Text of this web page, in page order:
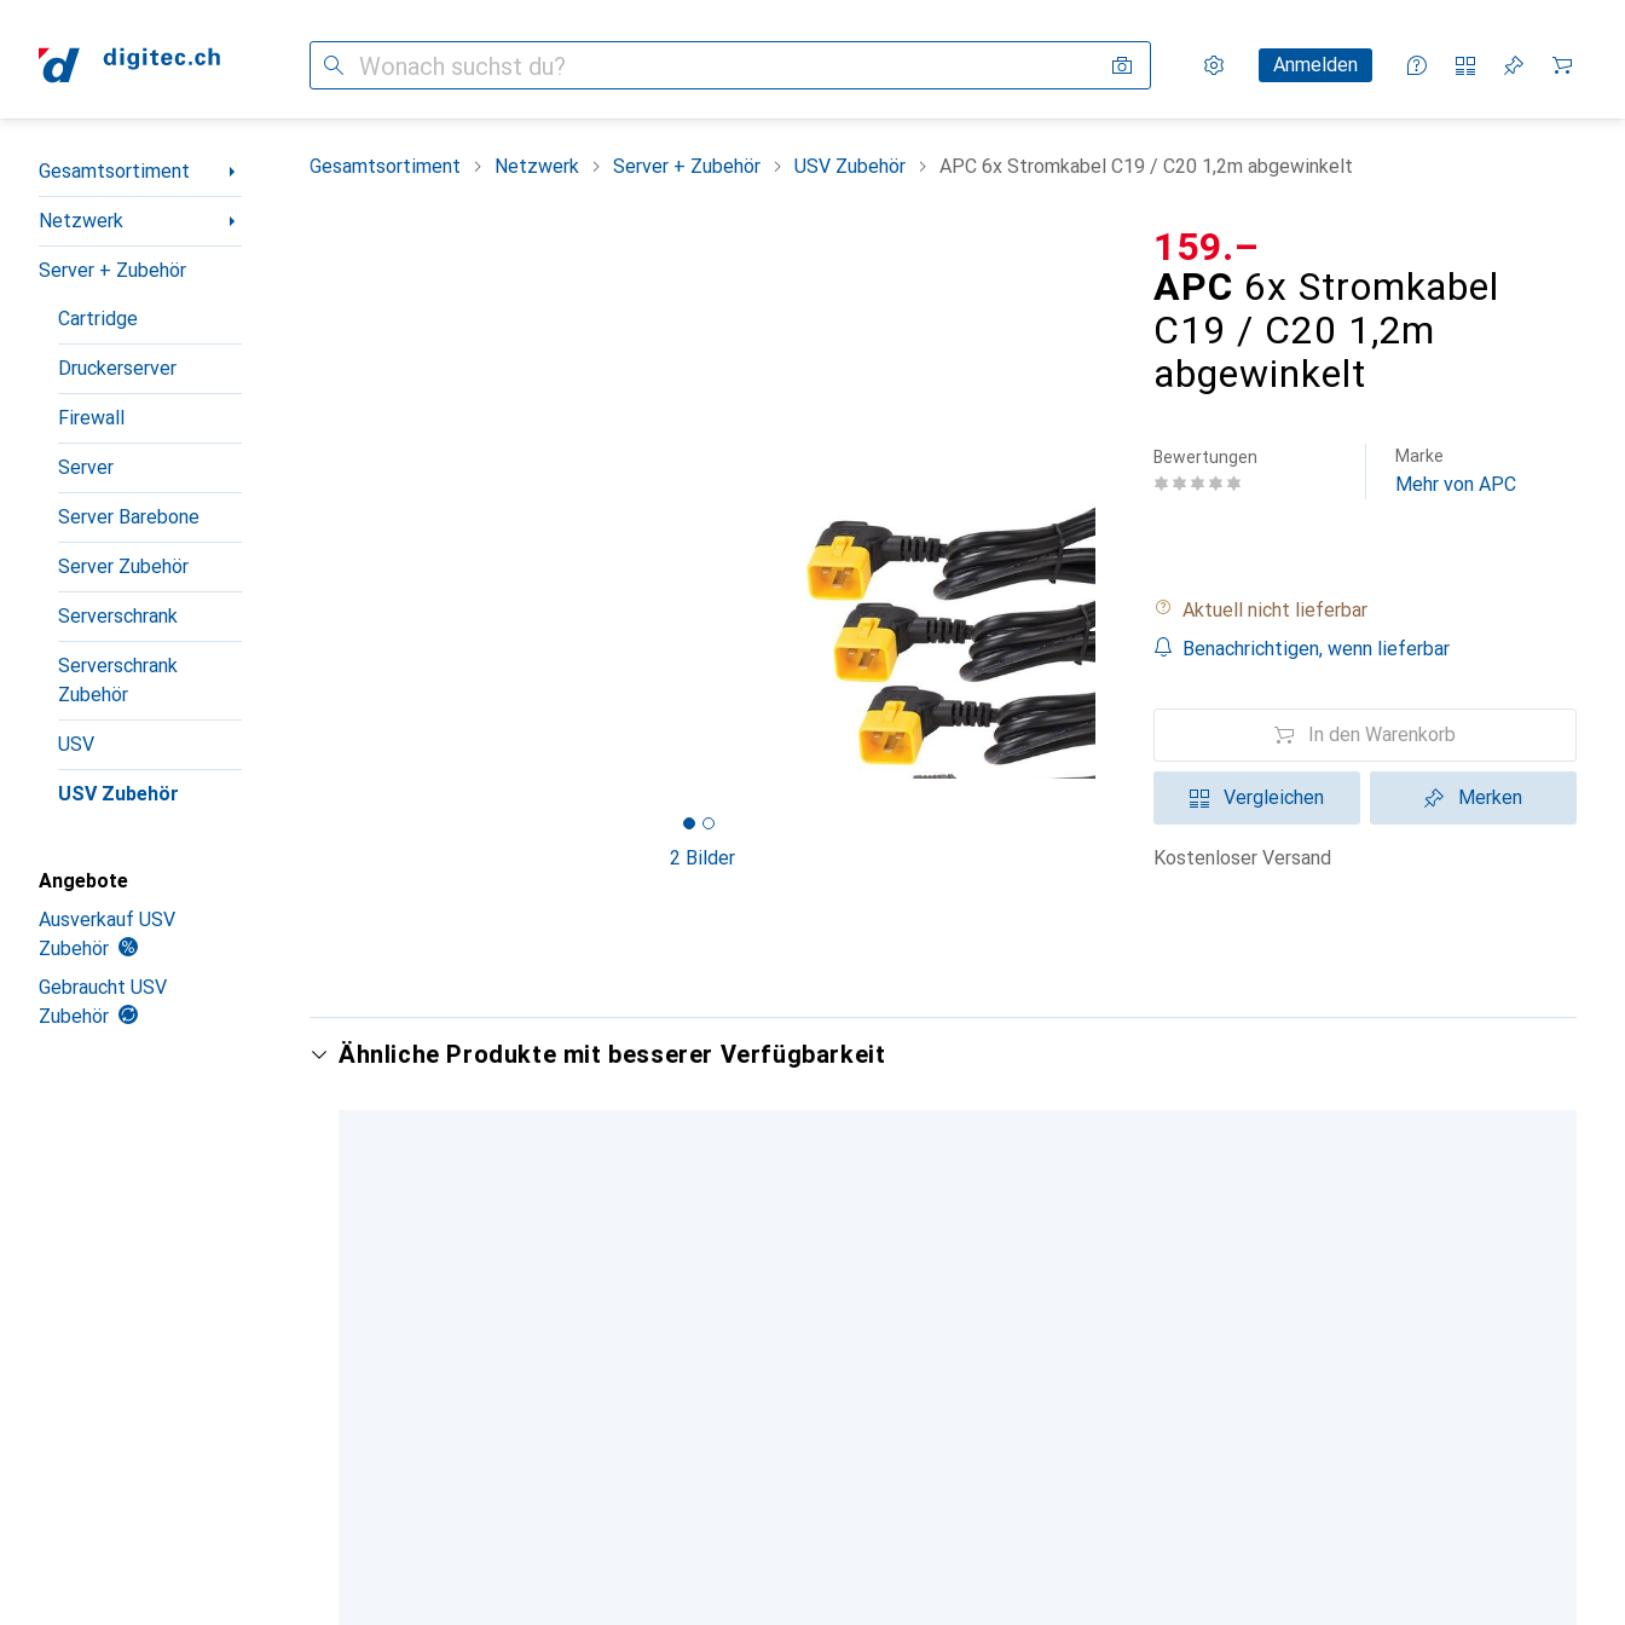
Suche Einstellungen
KundenkontoAnmelden
Vergleichslisten
Merklisten
Warenkorb
Navigation nach Kategorien
Gesamtsortiment
Netzwerk
Server + Zubehör
Cartridge
Druckerserver
Firewall
Server
Server Barebone
Server Zubehör
Serverschrank
Serverschrank
Zubehör
USV
USV Zubehör
Angebote
Ausverkauf USV
Zubehör
Gebraucht USV
Zubehör
Gesamtsortiment Netzwerk Server + Zubehör USV Zubehör APC 6x Stromkabel C19 / C20 1,2m abgewinkelt
2 Bilder
APC 6x Stromkabel
C19 / C20 1,2m
abgewinkelt
CHF
159.–
Bewertungen Marke
Mehr von APC
Aktuell nicht lieferbar
Benachrichtigen, wenn lieferbar
In den Warenkorb
Vergleichen Merken
kostenloser Versand
Ähnliche Produkte mit besserer Verfügbarkeit